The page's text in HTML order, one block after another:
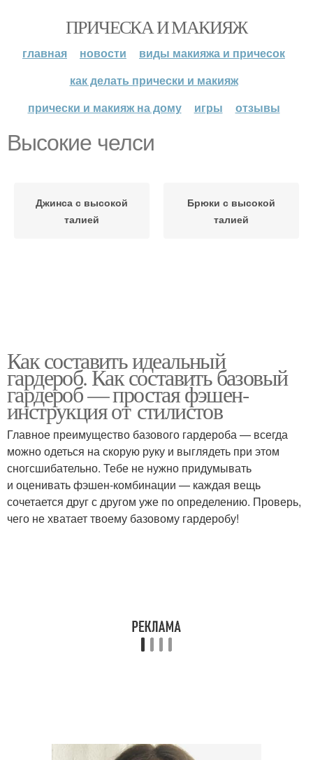
ПРИЧЕСКА И МАКИЯЖ
главная новости
виды макияжа и причесок
как делать прически и макияж
прически и макияж на дому
игры отзывы
Высокие челси
Джинса с высокой
талией
Брюки с высокой
талией
Как составить идеальный
гардероб. Как составить базовый
гардероб — простая фэшен-
инструкция от стилистов
Главное преимущество базового гардероба — всегда
можно одеться на скорую руку и выглядеть при этом
сногсшибательно. Тебе не нужно придумывать
и оценивать фэшен-комбинации — каждая вещь
сочетается друг с другом уже по определению. Проверь,
чего не хватает твоему базовому гардеробу!